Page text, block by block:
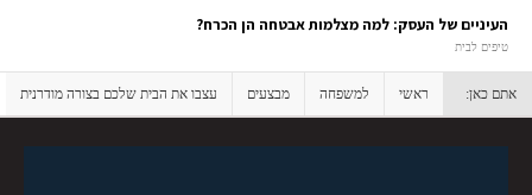
העיניים של העסק: למה מצלמות אבטחה הן הכרח?
טיפים לבית
אתם כאן: ראשי למשפחה מבצעים עצבו את הבית שלכם בצורה מודרנית